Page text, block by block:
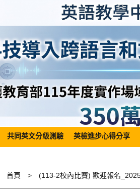
共同英文分級測驗 英檢進步心得分享
首頁